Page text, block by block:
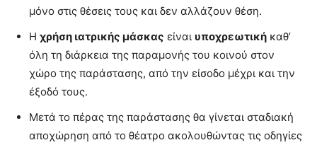
μόνο στις θέσεις τους και δεν αλλάζουν θέση.
Η χρήση ιατρικής μάσκας είναι υποχρεωτική καθ’
όλη τη διάρκεια της παραμονής του κοινού στον
χώρο της παράστασης, από την είσοδο μέχρι και την
έξοδό τους.
Μετά το πέρας της παράστασης θα γίνεται σταδιακή
αποχώρηση από το θέατρο ακολουθώντας τις οδηγίες